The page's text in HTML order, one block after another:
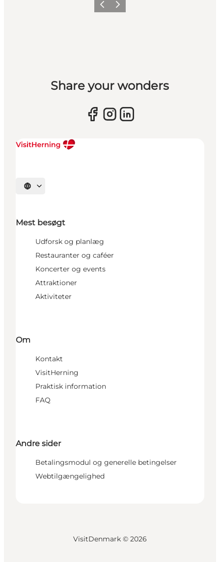
Forrige billede
Næste billede
Share your wonders
Vælg sprog
Mest besøgt
Udforsk og planlæg
Restauranter og caféer
Koncerter og events
Attraktioner
Aktiviteter
Om
Kontakt
VisitHerning
Praktisk information
FAQ
Andre sider
Betalingsmodul og generelle betingelser
Webtilgængelighed
VisitDenmark © 2026